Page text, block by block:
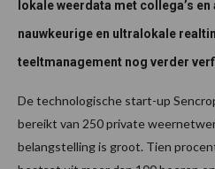
lokale weerdata met collega’s
nauwkeurige en ultralokale
teeltmanagement nog verder
De technologische start-up
bereikt van 250 private
belangstelling is groot. Tien